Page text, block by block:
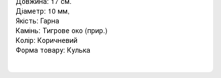
Діаметр: 10 мм,
Якість: Гарна
Камінь: Тигрове око (прир.)
Колір: Коричневий
Форма товару: Кулька